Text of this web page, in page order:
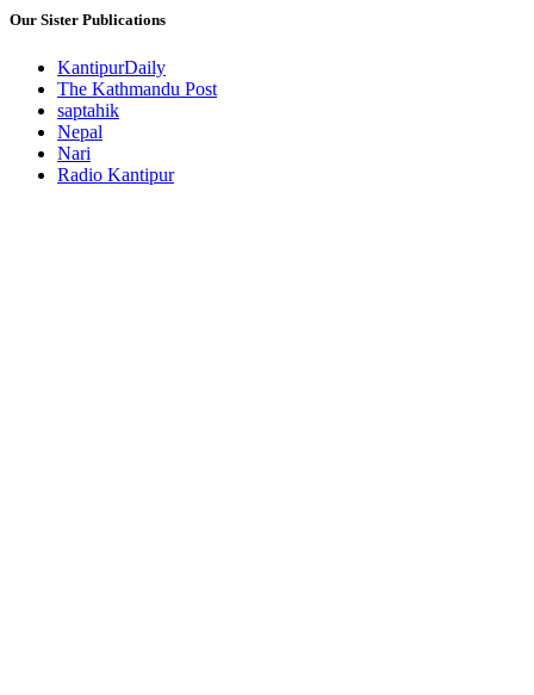
Our Sister Publications
KantipurDaily
The Kathmandu Post
saptahik
Nepal
Nari
Radio Kantipur